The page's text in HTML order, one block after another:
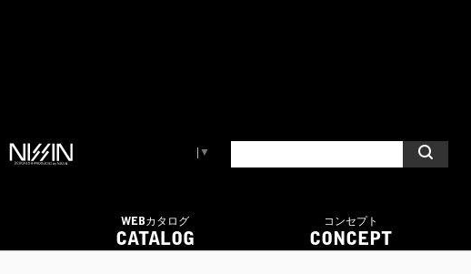
▼
WEBカタログ
CATALOG
コンセプト
CONCEPT